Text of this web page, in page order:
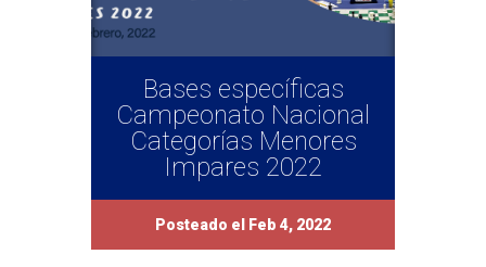
Bases específicas
Campeonato Nacional
Categorías Menores
Impares 2022
Posteado el Feb 4, 2022